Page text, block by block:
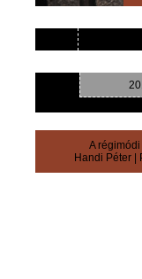
A
Handi Péter|